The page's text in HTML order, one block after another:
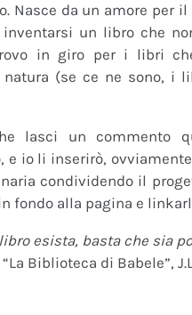
Nasce da un amore per il
un libro che
in giro per i libri
(se ce ne sono, i
lasci un commento
io li inserirò,
condividendo il
fondo alla pagina e
esista, basta che sia
“La Biblioteca di Babele”,